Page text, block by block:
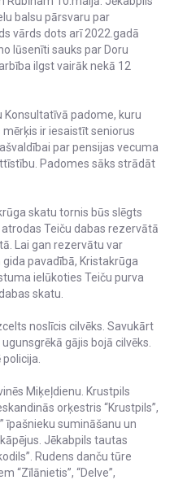
balsu pārsvaru par
vārds dots arī 2022.gadā
lūsenīti sauks par Doru
ilgst vairāk nekā 12
Konsultatīvā padome, kuru
ir iesaistīt seniorus
par pensijas vecuma
Padomes sāks strādāt
skatu tornis būs slēgts
Teiču dabas rezervātā
Lai gan rezervātu var
pavadībā, Kristakrūga
ielūkoties Teiču purva
skatu.
noslīcis cilvēks. Savukārt
gājis bojā cilvēks.
Miķeļdienu. Krustpils
orķestris “Krustpils”,
īpašnieku sumināšanu un
Jēkabpils tautas
Rudens danču tūre
“Zīlānietis”, “Delve”,